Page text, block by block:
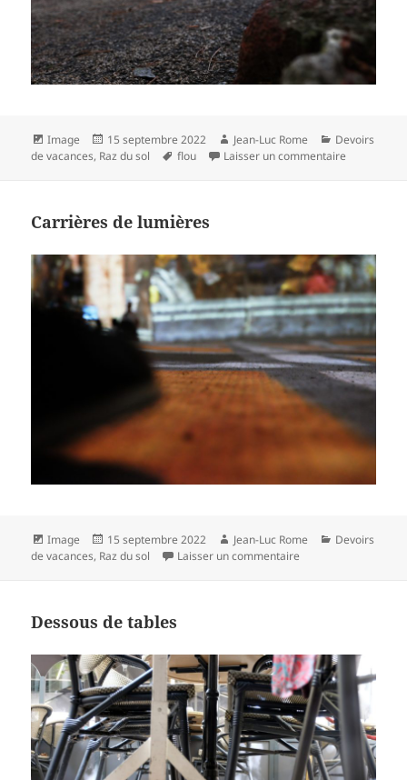
Format
Image
Publié
le
15 septembre 2022 Auteur
Jean-Luc Rome Catégories
Devoirs
de vacances, Raz du sol
Mots-
flou Laisser un commentaire
Carrières de lumières
Format
Image
Publié
le
15 septembre 2022 Auteur
Jean-Luc Rome Catégories
Devoirs
de vacances, Raz du sol Laisser un commentaire
Dessous de tables